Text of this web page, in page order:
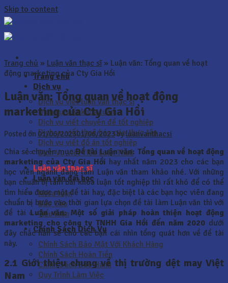
Skip to content
Trang chủ
Dịch vụ
Dịch vụ viết luận văn thạc sĩ
Dịch vụ viết khóa luận
Dịch vụ viết chuyên đề tốt nghiệp
Dịch vụ viết thuê báo cáo thực tập
Dịch vụ viết đồ án tốt nghiệp
Dịch Vụ Viết Tiểu Luận Thuê
Luận văn thạc sĩ
Luận văn đại học
Khóa luận
Báo Cáo
Tiểu luận
Chính Sách Dịch Vụ
Chính Sách Bảo Mật Với Khách Hàng
Chính Sách Hoàn Tiền
Chính Sách Bảo Hành
Quy Trình Làm Việc
Trang chủ » Luận văn thạc sĩ» Luận văn: Tổng quan về hoạt
động marketing của Cty Gia Hồi
Luận văn: Tổng quan về hoạt động
marketing của Cty Gia Hồi
Posted on 01/06/202301/06/2023byluanvanthacsi
Chia sẻ chuyên mụcĐề tài Luận văn: Tổng quan về hoạt động
marketing của Cty Gia Hồi hay nhất năm 2023 cho các bạn
học viên ngành đang làm Luận văn tham khảo nhé. Với những
bạn chuẩn bị làm bài khóa luận tốt nghiệp thì rất khó để có thể
tìm hiểu được một đề tài hay, đặc biệt là các bạn học viên đang
chuẩn bị bước vào thời gian lựa chọn đề tài làm Luận văn thì với
đề tàiLuận văn:Một số giải pháp hoàn thiện hoạt động
marketing cho công ty TNHH Gia Hồi đến năm 2020 dưới
đây chắc hẳn sẽ cho các bạn cái nhìn tổng quát hơn về đề tài
này.
2.1 Giới thiệu chung về thị trường dệt may Việt
Nam